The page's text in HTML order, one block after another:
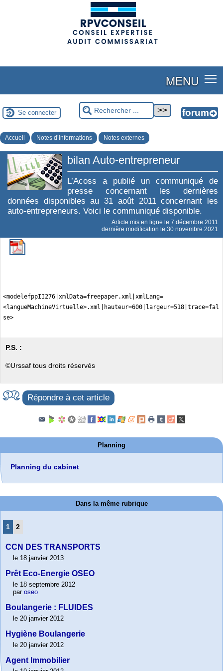
MENU
Se connecter
Accueil Notes d’informations Notes externes
bilan Auto-entrepreneur
L’Acoss a publié un communiqué de
presse concernant les dernières
données disponibles au 31 août 2011 concernant les
auto-entrepreneurs. Voici le communiqué disponible.
Article mis en ligne le 7 décembre 2011
dernière modification le 30 novembre 2021
<modelefppII276|xmlData=freepaper.xml|xmlLang=
<langueMachineVirtuelle>.xml|hauteur=600|largeur=518|trace=fal
se>
P.S. :
©Urssaf tous droits réservés
Répondre à cet article
Planning
Planning du cabinet
Dans la même rubrique
1 2
CCN DES TRANSPORTS
le 18 janvier 2013
Prêt Eco-Energie OSEO
le 18 septembre 2012
par oseo
Boulangerie : FLUIDES
le 20 janvier 2012
Hygiène Boulangerie
le 20 janvier 2012
Agent Immobilier